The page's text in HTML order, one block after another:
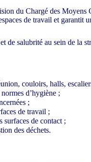
du Chargé des Moyens
de travail et garantit
de salubrité au sein de la
couloirs, halls,
d’hygiène ;
;
de travail ;
surfaces de contact ;
des déchets.